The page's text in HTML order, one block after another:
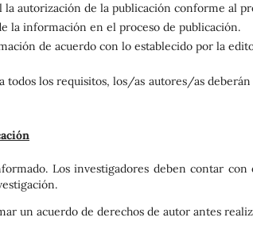
autorización de la publicación conforme al
la información en el proceso de publicación.
de acuerdo con lo establecido por la
todos los requisitos, los/as autores/as
Los investigadores deben contar
un acuerdo de derechos de autor antes